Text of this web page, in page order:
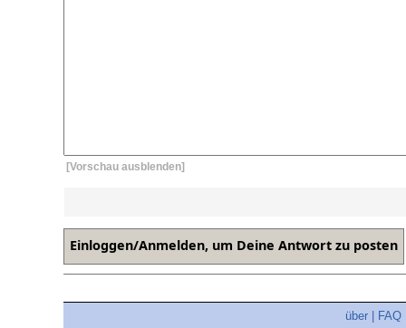
[Vorschau ausblenden]
über FAQ